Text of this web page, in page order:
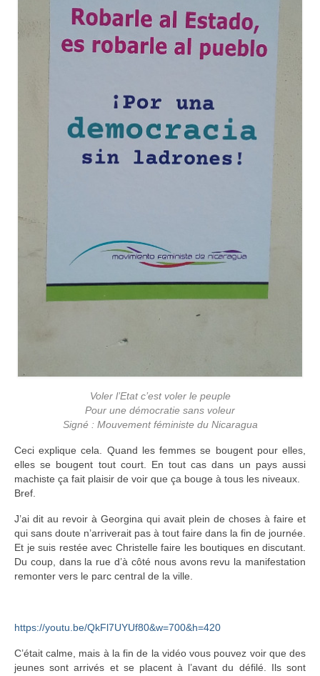
Voler l’Etat c’est voler le peuple
Pour une démocratie sans voleur
Signé : Mouvement féministe du Nicaragua
Ceci explique cela. Quand les femmes se bougent pour elles,
elles se bougent tout court. En tout cas dans un pays aussi
machiste ça fait plaisir de voir que ça bouge à tous les niveaux.
Bref.
J’ai dit au revoir à Georgina qui avait plein de choses à faire et
qui sans doute n’arriverait pas à tout faire dans la fin de journée.
Et je suis restée avec Christelle faire les boutiques en discutant.
Du coup, dans la rue d’à côté nous avons revu la manifestation
remonter vers le parc central de la ville.
https://youtu.be/QkFl7UYUf80&w=700&h=420
C’était calme, mais à la fin de la vidéo vous pouvez voir que des
jeunes sont arrivés et se placent à l’avant du défilé. Ils sont